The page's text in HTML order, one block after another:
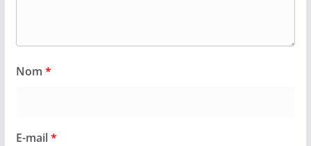
Nom *
E-mail*